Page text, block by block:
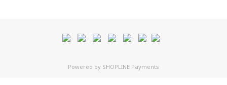
Powered by SHOPLINE Payments